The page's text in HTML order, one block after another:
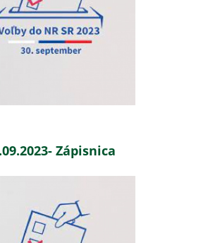
Zápisnica